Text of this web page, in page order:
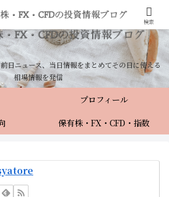
日ニュース、当日情報をまとめてその日に使える
相場情報を発信
プロフィール
保有株・FX・CFD・指数
検索